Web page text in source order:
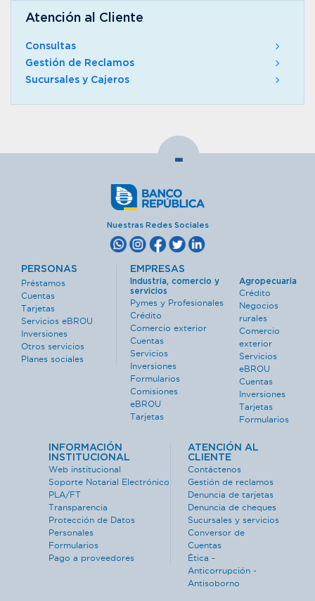
Atención al Cliente
Consultas
Gestión de Reclamos
Sucursales y Cajeros
-
Nuestras Redes Sociales
PERSONAS
Préstamos
Cuentas
Tarjetas
Servicios eBROU
Inversiones
Otros servicios
Planes sociales
EMPRESAS
Industria, comercio y
servicios
Pymes y Profesionales
Crédito
Comercio exterior
Cuentas
Servicios
Inversiones
Formularios
Comisiones
eBROU
Tarjetas
Agropecuaria
Crédito
Negocios
rurales
Comercio
exterior
Servicios
eBROU
Cuentas
Inversiones
Tarjetas
Formularios
INFORMACIÓN
INSTITUCIONAL
Web institucional
Soporte Notarial Electrónico
PLA/FT
Transparencia
Protección de Datos
Personales
Formularios
Pago a proveedores
ATENCIÓN AL
CLIENTE
Contáctenos
Gestión de reclamos
Denuncia de tarjetas
Denuncia de cheques
Sucursales y servicios
Conversor de
Cuentas
Ética -
Anticorrupción -
Antisoborno